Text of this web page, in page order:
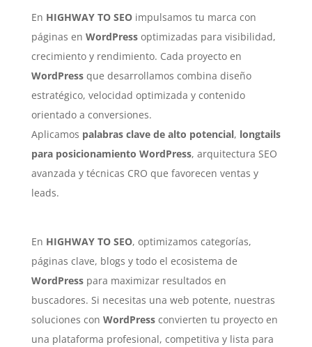
En HIGHWAY TO SEOimpulsamos tu marca con
páginas en WordPressoptimizadas para visibilidad,
crecimiento y rendimiento. Cada proyecto en
WordPressque desarrollamos combina diseño
estratégico, velocidad optimizada y contenido
orientado a conversiones.
Aplicamos palabras clave de alto potencial, longtails
para posicionamiento WordPress, arquitectura SEO
avanzada y técnicas CRO que favorecen ventas y
leads.
En HIGHWAY TO SEO, optimizamos categorías,
páginas clave, blogs y todo el ecosistema de
WordPresspara maximizar resultados en
buscadores. Si necesitas una web potente, nuestras
soluciones con WordPressconvierten tu proyecto en
una plataforma profesional, competitiva y lista para